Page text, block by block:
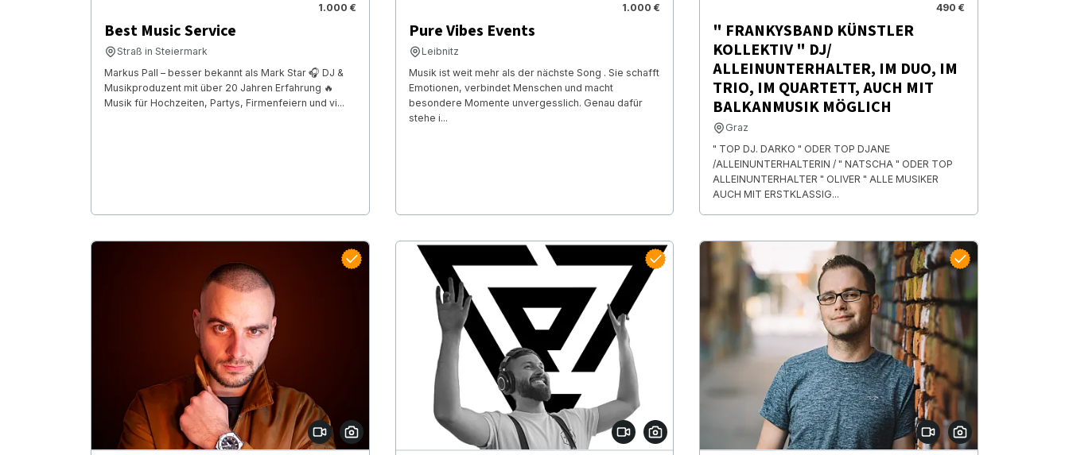
1.000 €
Best Music Service
Straß in Steiermark
Markus Pall – besser bekannt als Mark Star 🎧 DJ &
Musikproduzent mit über 20 Jahren Erfahrung 🔥
Musik für Hochzeiten, Partys, Firmenfeiern und vi...
1.000 €
Pure Vibes Events
Leibnitz
Musik ist weit mehr als der nächste Song . Sie schafft
Emotionen, verbindet Menschen und macht
besondere Momente unvergesslich. Genau dafür
stehe i...
490 €
" FRANKYSBAND KÜNSTLER
KOLLEKTIV " DJ/
ALLEINUNTERHALTER, IM DUO, IM
TRIO, IM QUARTETT, AUCH MIT
BALKANMUSIK MÖGLICH
Graz
" TOP DJ. DARKO " ODER TOP DJANE
/ALLEINUNTERHALTERIN / " NATSCHA " ODER TOP
ALLEINUNTERHALTER " OLIVER " ALLE MUSIKER
AUCH MIT ERSTKLASSIG...